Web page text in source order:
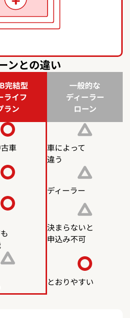
ンとの違い
完結型
ライフ
ラン
一般的な
ディーラー
ローン
車
車によって
違う
ディーラー
決まらないと
申込み不可
とおりやすい